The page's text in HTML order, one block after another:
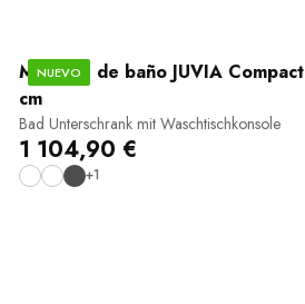
NUEVO
Muebles de baño JUVIA
cm
Bad Unterschrank mit Waschtischkonsole
1 104,90 €
+1